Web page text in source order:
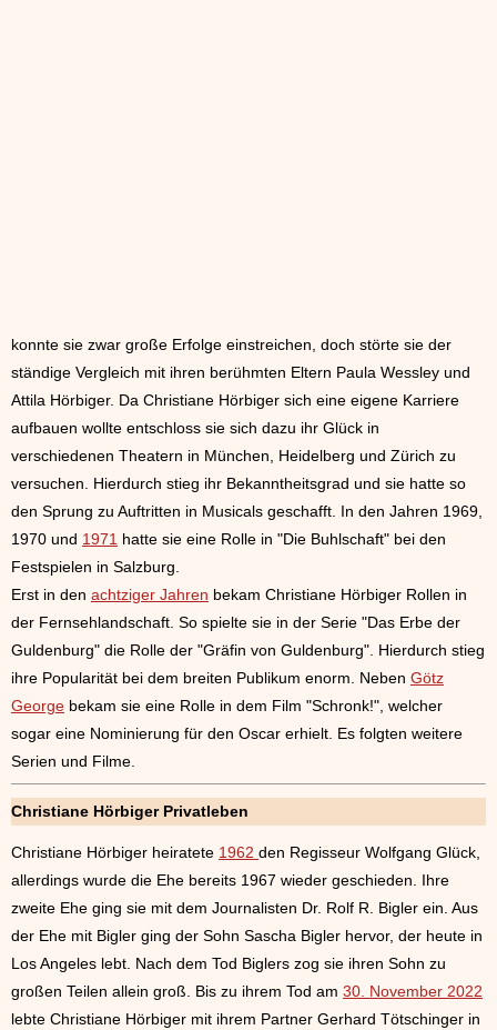
konnte sie zwar große Erfolge einstreichen, doch störte sie der
ständige Vergleich mit ihren berühmten Eltern Paula Wessley und
Attila Hörbiger. Da Christiane Hörbiger sich eine eigene Karriere
aufbauen wollte entschloss sie sich dazu ihr Glück in
verschiedenen Theatern in München, Heidelberg und Zürich zu
versuchen. Hierdurch stieg ihr Bekanntheitsgrad und sie hatte so
den Sprung zu Auftritten in Musicals geschafft. In den Jahren 1969,
1970 und 1971 hatte sie eine Rolle in "Die Buhlschaft" bei den
Festspielen in Salzburg.
Erst in den achtziger Jahren bekam Christiane Hörbiger Rollen in
der Fernsehlandschaft. So spielte sie in der Serie "Das Erbe der
Guldenburg" die Rolle der "Gräfin von Guldenburg". Hierdurch stieg
ihre Popularität bei dem breiten Publikum enorm. Neben Götz
George bekam sie eine Rolle in dem Film "Schronk!", welcher
sogar eine Nominierung für den Oscar erhielt. Es folgten weitere
Serien und Filme.
Christiane Hörbiger Privatleben
Christiane Hörbiger heiratete 1962 den Regisseur Wolfgang Glück,
allerdings wurde die Ehe bereits 1967 wieder geschieden. Ihre
zweite Ehe ging sie mit dem Journalisten Dr. Rolf R. Bigler ein. Aus
der Ehe mit Bigler ging der Sohn Sascha Bigler hervor, der heute in
Los Angeles lebt. Nach dem Tod Biglers zog sie ihren Sohn zu
großen Teilen allein groß. Bis zu ihrem Tod am 30. November 2022
lebte Christiane Hörbiger mit ihrem Partner Gerhard Tötschinger in